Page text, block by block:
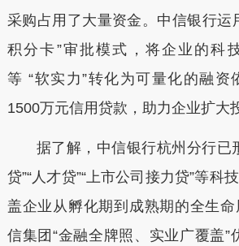
采购占用了大量资金。中信银行运
积分卡”审批模式，将企业的科
等 “软实力”转化为可量化的融资
1500万元信用贷款，助力企业扩大
据了解，中信银行杭州分行已
贷”“人才贷”“上市公司接力贷”等科
盖企业从孵化期到成熟期的全生
信集团“金融全牌照、实业广覆盖”